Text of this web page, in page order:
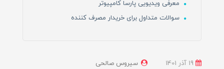
معرفی ویدیویی پارسا کامپیوتر
سوالات متداول برای خریدار مصرف کننده
سیروس صالحی